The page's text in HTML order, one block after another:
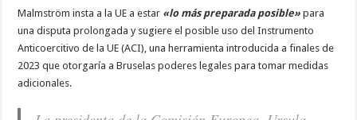
Malmström insta a la UE a estar «lo más preparada posible»para
una disputa prolongada y sugiere el posible uso del Instrumento
Anticoercitivo de la UE (ACI), una herramienta introducida a finales de
2023 que otorgaría a Bruselas poderes legales para tomar medidas
adicionales.